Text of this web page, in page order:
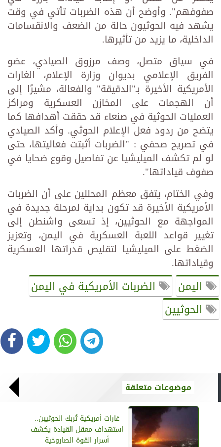
صفوفهم". وأوضح أن هذه الضربات تأتي في وقت
يشهد فيه الحوثيون حالة من الضعف والانقسامات
الداخلية، ما يزيد من تأثيرها.
في سياق متصل، وصف مرزوق الصيادي، عضو
الفريق الإعلامي بديوان وزارة الإعلام، الغارات
الأمريكية الأخيرة بـ"الدقيقة" والفعالة، مشيرًا إلى
أن الهجمات على المخازن العسكرية ومراكز
العمليات الحوثية في صنعاء قد حققت أهدافها كما
يتضح من ردود فعل الإعلام الحوثي. وأكد الصيادي
في تصريح صحفي : "الضربات أثبتت فعاليتها، حتى
لو لم تكشف الميليشيا عن تفاصيل وقوع ضحايا في
صفوف قياداتها".
وفي الختام، يتفق معظم المحللين على أن الضربات
الأمريكية الأخيرة قد تكون بداية لمرحلة جديدة في
المواجهة مع الحوثيين، إذ تسعى واشنطن إلى
تغيير قواعد اللعبة العسكرية في اليمن، وتعزيز
الضغط على الميليشيا لتقليص قدراتها العسكرية
وقياداتها.
اليمن
الضربات الأمريكية في اليمن
الحوثيين
موضوعات متعلقة
غارات أمريكية تُربك الحوثيين..
استهداف معقل القيادة يكشف
أسرار القوة الصاروخية